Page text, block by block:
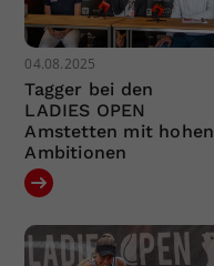
04.08.2025
Tagger bei den
LADIES OPEN
Amstetten mit hohen
Ambitionen